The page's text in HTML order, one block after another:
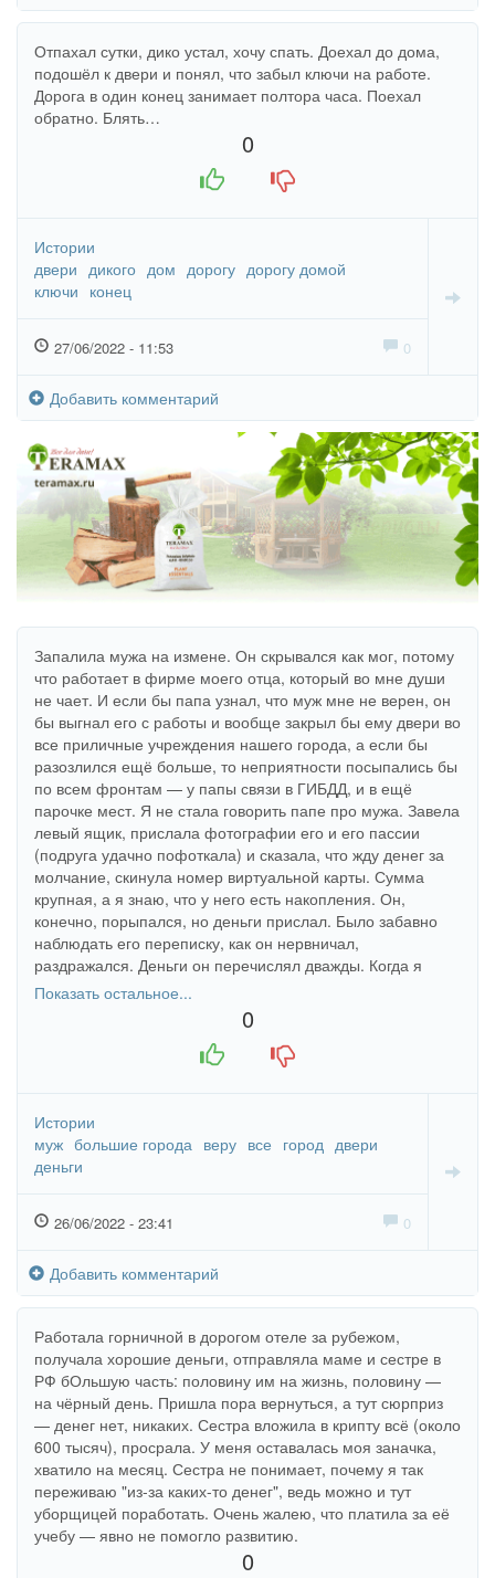
Отпахал сутки, дико устал, хочу спать. Доехал до дома,
подошёл к двери и понял, что забыл ключи на работе.
Дорога в один конец занимает полтора часа. Поехал
обратно. Блять…
0
Истории
двери дикого дом дорогу дорогу домой
ключи конец
27/06/2022 - 11:53 0
Добавить комментарий
Запалила мужа на измене. Он скрывался как мог, потому
что работает в фирме моего отца, который во мне души
не чает. И если бы папа узнал, что муж мне не верен, он
бы выгнал его с работы и вообще закрыл бы ему двери во
все приличные учреждения нашего города, а если бы
разозлился ещё больше, то неприятности посыпались бы
по всем фронтам — у папы связи в ГИБДД, и в ещё
парочке мест. Я не стала говорить папе про мужа. Завела
левый ящик, прислала фотографии его и его пассии
(подруга удачно пофоткала) и сказала, что жду денег за
молчание, скинула номер виртуальной карты. Сумма
крупная, а я знаю, что у него есть накопления. Он,
конечно, порыпался, но деньги прислал. Было забавно
наблюдать его переписку, как он нервничал,
раздражался. Деньги он перечислял дважды. Когда я
поняла, что ободрала его, то сказала, что всё знаю об
измене, что это я его шантажировала, и что папа его
выгонит. Мне даже жалко его стало в какой-то момент.
Показать остальное...
0
Истории
муж большие города веру все город двери
деньги
26/06/2022 - 23:41 0
Добавить комментарий
Работала горничной в дорогом отеле за рубежом,
получала хорошие деньги, отправляла маме и сестре в
РФ бОльшую часть: половину им на жизнь, половину —
на чёрный день. Пришла пора вернуться, а тут сюрприз
— денег нет, никаких. Сестра вложила в крипту всё (около
600 тысяч), просрала. У меня оставалась моя заначка,
хватило на месяц. Сестра не понимает, почему я так
переживаю "из-за каких-то денег", ведь можно и тут
уборщицей поработать. Очень жалею, что платила за её
учебу — явно не помогло развитию.
0